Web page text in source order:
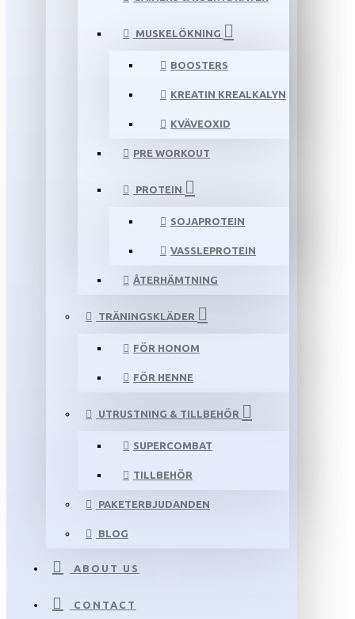
MUSKELÖKNING
BOOSTERS
KREATIN KREALKALYN
KVÄVEOXID
PRE WORKOUT
PROTEIN
SOJAPROTEIN
VASSLEPROTEIN
ÅTERHÄMTNING
TRÄNINGSKLÄDER
FÖR HONOM
FÖR HENNE
UTRUSTNING & TILLBEHÖR
SUPERCOMBAT
TILLBEHÖR
PAKETERBJUDANDEN
BLOG
ABOUT US
CONTACT